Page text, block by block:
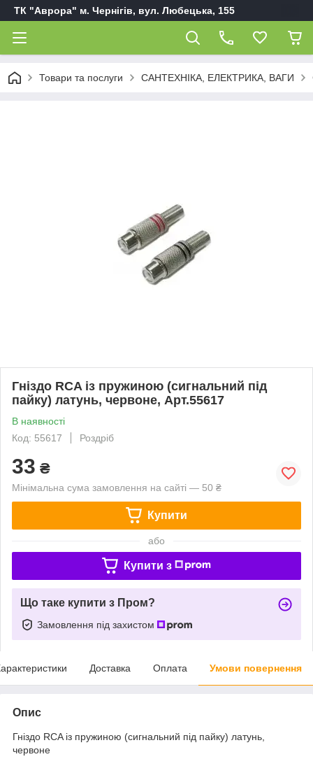
ТК "Аврора" м. Чернігів, вул. Любецька, 155
Товари та послуги САНТЕХНІКА, ЕЛЕКТРИКА, ВАГИ
Гніздо RCA із пружиною (сигнальний під
пайку) латунь, червоне, Арт.55617
В наявності
Код: 55617
Роздріб
33 ₴
Мінімальна сума замовлення на сайті — 50 ₴
Купити
або
Купити з
Що таке купити з Пром?
Замовлення під захистом
Доставка Оплата Умови повернення
Опис
Гніздо RCA із пружиною (сигнальний під пайку) латунь,
червоне